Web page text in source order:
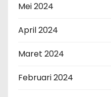
Mei 2024
April 2024
Maret 2024
Februari 2024